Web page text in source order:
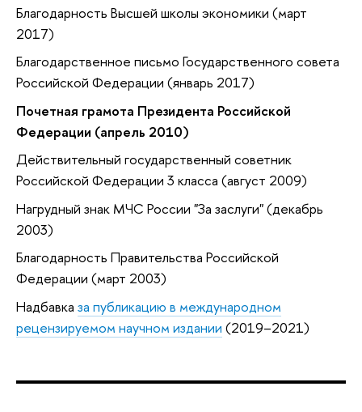
Благодарность Высшей школы экономики (март
2017)
Благодарственное письмо Государственного совета
Российской Федерации (январь 2017)
Почетная грамота Президента Российской
Федерации (апрель 2010)
Действительный государственный советник
Российской Федерации 3 класса (август 2009)
Нагрудный знак МЧС России "За заслуги" (декабрь
2003)
Благодарность Правительства Российской
Федерации (март 2003)
Надбавка за публикацию в международном
рецензируемом научном издании (2019–2021)